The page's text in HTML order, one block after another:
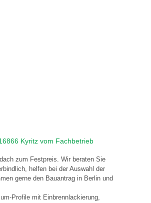
Kyritz vom Fachbetrieb
zum Festpreis. Wir beraten Sie
helfen bei der Auswahl der
gerne den Bauantrag in Berlin und
Profile mit Einbrennlackierung,